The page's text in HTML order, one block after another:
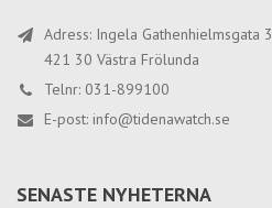
Adress: Ingela Gathenhielmsgata 3
421 30 Västra Frölunda
Telnr: 031-899100
E-post: info@tidenawatch.se
SENASTE NYHETERNA